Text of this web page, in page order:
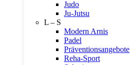
Judo
Ju-Jutsu
L – S
Modern Arnis
Padel
Präventionsangebote
Reha-Sport